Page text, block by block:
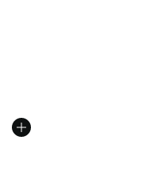
baisse de € 109,99 à